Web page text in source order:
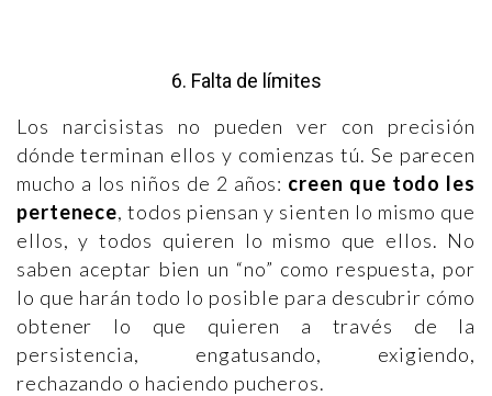
6. Falta de límites
Los narcisistas no pueden ver con precisión
dónde terminan ellos y comienzas tú. Se parecen
mucho a los niños de 2 años: creen que todo les
pertenece, todos piensan y sienten lo mismo que
ellos, y todos quieren lo mismo que ellos. No
saben aceptar bien un “no” como respuesta, por
lo que harán todo lo posible para descubrir cómo
obtener lo que quieren a través de la
persistencia, engatusando, exigiendo,
rechazando o haciendo pucheros.